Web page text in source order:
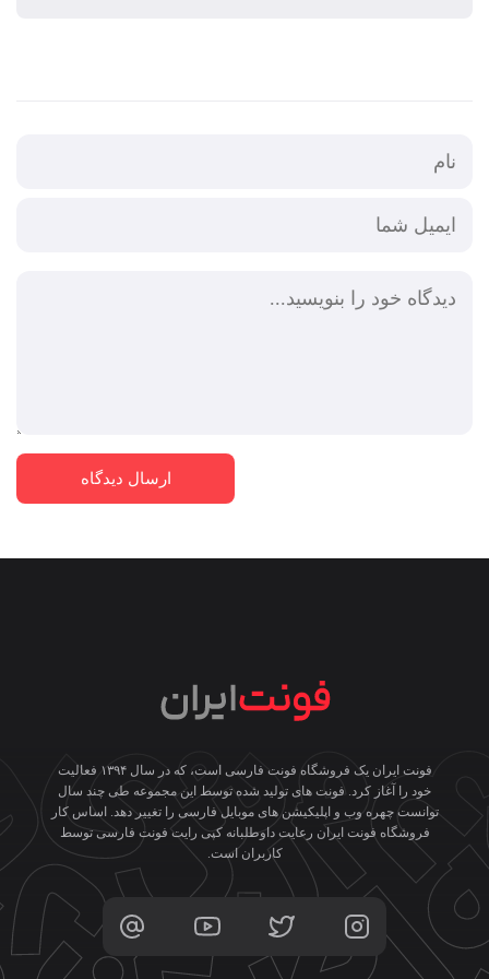
فونت ایران یک فروشگاه فونت فارسی است، که در سال ۱۳۹۴ فعالیت
خود را آغاز کرد. فونت های تولید شده توسط این مجموعه طی چند سال
توانست چهره وب و اپلیکیشن های موبایل فارسی را تغییر دهد. اساس کار
فروشگاه فونت ایران رعایت داوطلبانه کپی رایت فونت فارسی توسط
کاربران است.